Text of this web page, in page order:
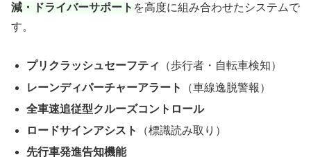
減・ドライバーサポート を高度に組み合わせたシステムで
す。
プリクラッシュセーフティ
（歩行者・自転車検知）
レーンディパーチャーアラート
（車線逸脱警報）
全車速追従型クルーズコントロール
ロードサインアシスト
（標識読み取り）
先行車発進告知機能